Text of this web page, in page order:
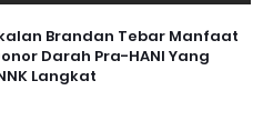
Brandan Tebar Manfaat
Darah Pra-HANI Yang
Langkat